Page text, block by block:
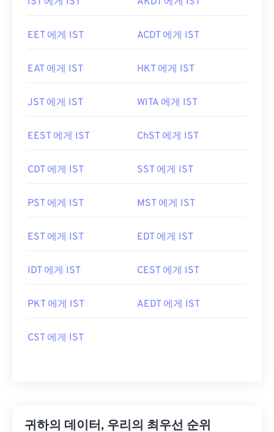
EET 에게 IST ACDT 에게 IST
EAT 에게 IST HKT 에게 IST
JST 에게 IST WITA 에게 IST
EEST 에게 IST ChST 에게 IST
CDT 에게 IST SST 에게 IST
PST 에게 IST MST 에게 IST
EST 에게 IST EDT 에게 IST
IDT 에게 IST CEST 에게 IST
PKT 에게 IST AEDT 에게 IST
CST 에게 IST
귀하의 데이터, 우리의 최우선 순위